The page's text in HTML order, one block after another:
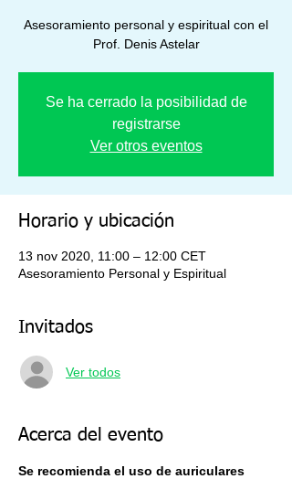
Asesoramiento personal y espiritual con el
Prof. Denis Astelar
Se ha cerrado la posibilidad de
registrarse
Ver otros eventos
Horario y ubicación
13 nov 2020, 11:00 – 12:00 CET
Asesoramiento Personal y Espiritual
Invitados
Ver todos
Acerca del evento
Se recomienda el uso de auriculares